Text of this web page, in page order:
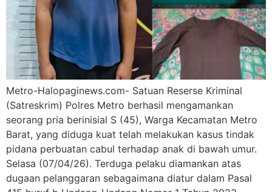
Metro-Halopaginews.com- Satuan Reserse Kriminal
(Satreskrim) Polres Metro berhasil mengamankan
seorang pria berinisial S (45), Warga Kecamatan Metro
Barat, yang diduga kuat telah melakukan kasus tindak
pidana perbuatan cabul terhadap anak di bawah umur.
Selasa (07/04/26). Terduga pelaku diamankan atas
dugaan pelanggaran sebagaimana diatur dalam Pasal